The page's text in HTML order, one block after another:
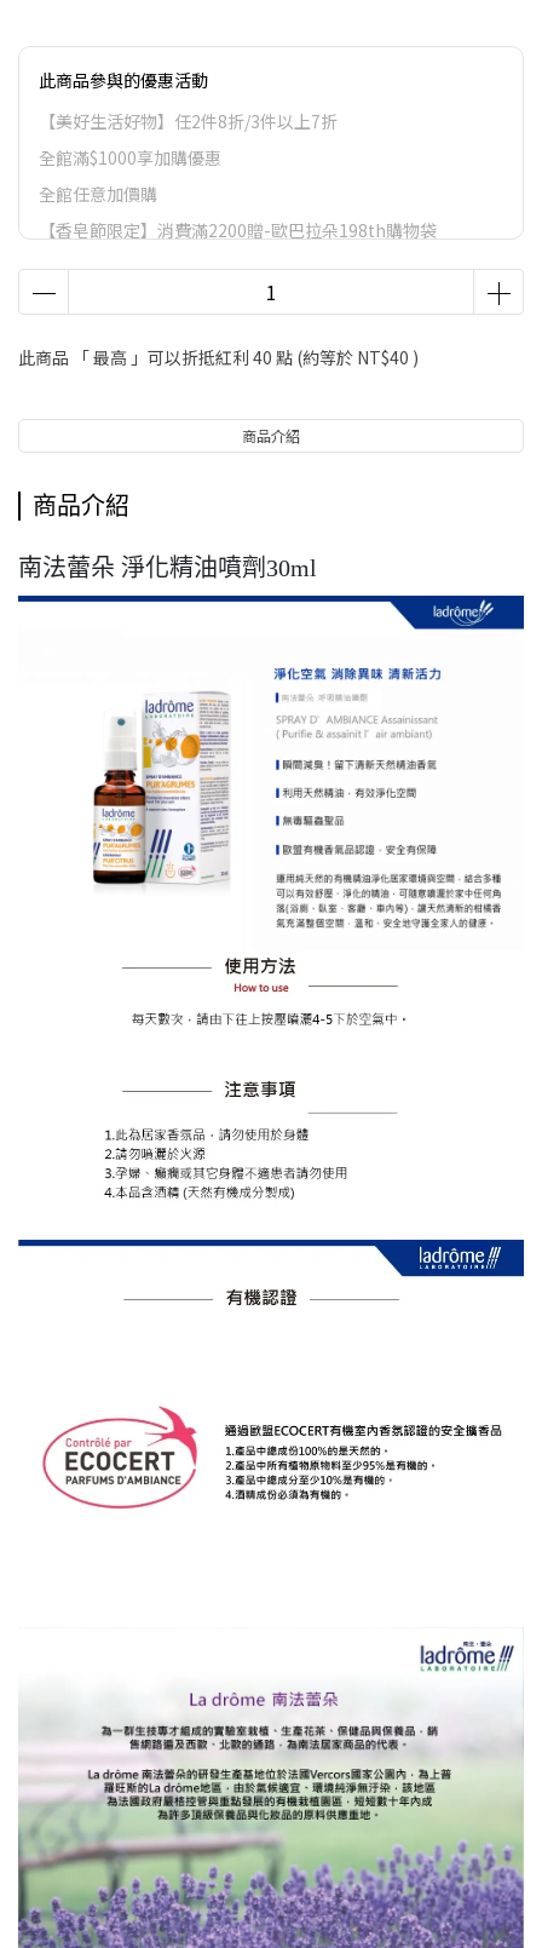
此商品參與的優惠活動
【美好生活好物】任2件8折/3件以上7折
全館滿$1000享加購優惠
全館任意加價購
【香皂節限定】消費滿2200贈-歐巴拉朵198th購物袋
VIP會員尊榮滿額禮.
此商品 「 最高 」可以折抵紅利 40 點 (約等於 NT$40 )
商品介紹
商品介紹
南法蕾朵 淨化精油噴劑30ml